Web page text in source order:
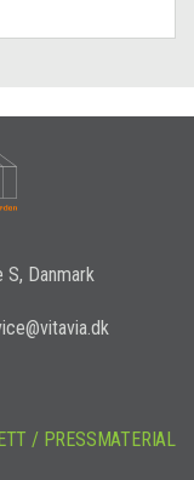
Danmark
/ PRESSMATERIAL